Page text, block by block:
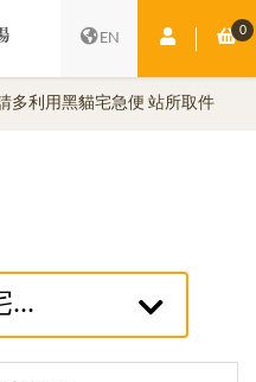
EN 會員中心0
購
多利用黑貓宅急便 站所取件
...